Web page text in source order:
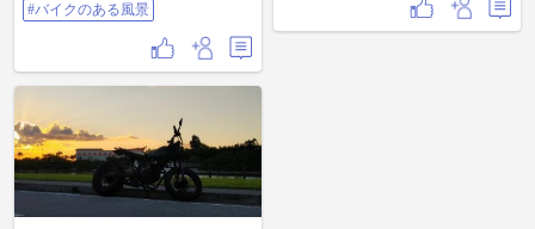
#バイクのある風景